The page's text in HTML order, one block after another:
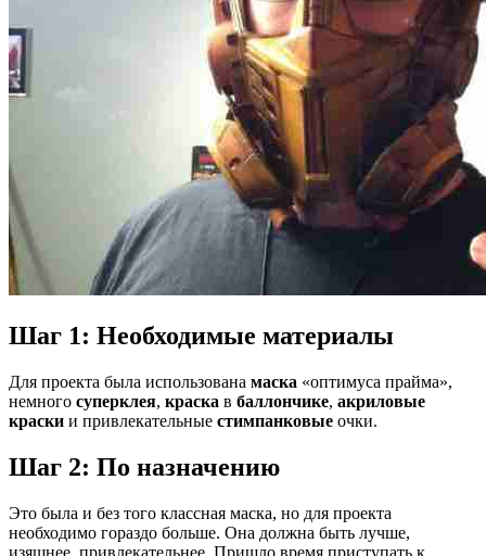
Шаг 1: Необходимые материалы
Для проекта была использована маска «оптимуса прайма»,
немного суперклея, краска в баллончике, акриловые
краски и привлекательные стимпанковые очки.
Шаг 2: По назначению
Это была и без того классная маска, но для проекта
необходимо гораздо больше. Она должна быть лучше,
изящнее, привлекательнее. Пришло время приступать к